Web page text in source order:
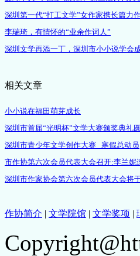
深圳第一代“打工文学”女作家携长篇力
李瑞琦，有情怀的“业余作词人”
深圳文学再添一丁，深圳市小小说学会
相关文章
小小说在福田萌芽成长
深圳市首届“光明杯”文学大赛颁奖典礼
深圳市青少年文学创作大赛 寒假总动员
市作协第六次会员代表大会召开:李兰妮
深圳市作家协会第六次会员代表大会将
作协简介 | 文学院馆 | 文学奖项 |